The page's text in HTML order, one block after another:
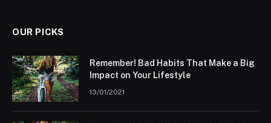
OUR PICKS
Remember! Bad Habits That Make a Big
Impact on Your Lifestyle
13/01/2021